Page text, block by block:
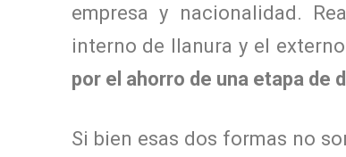
empresa y nacionalidad.
interno de llanura y el
por el ahorro de una etapa de
Si bien esas dos formas no